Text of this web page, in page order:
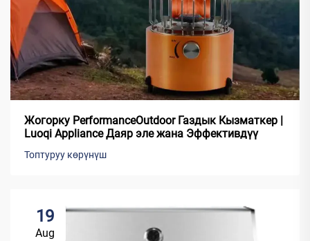
Жогорку PerformanceOutdoor Газдык Кызматкер |
Luoqi Appliance Даяр эле жана Эффективдүү
Топтуруу көрүнүш
19
Aug